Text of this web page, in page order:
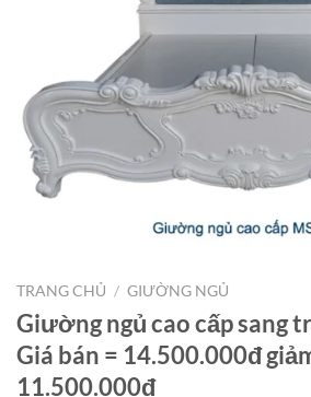
TRANG CHỦ / GIƯỜNG NGỦ
Giường ngủ cao cấp sang
Giá bán = 14.500.000đ
11.500.000đ